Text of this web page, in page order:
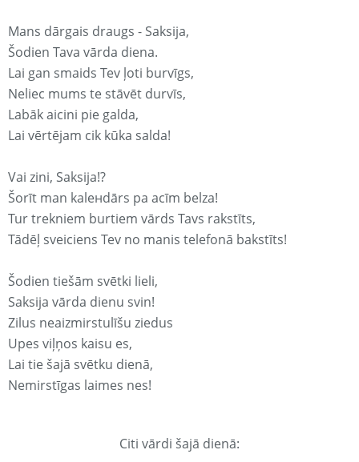
Mans dārgais draugs - Saksija,
Šodien Tava vārda diena.
Lai gan smaids Tev ļoti burvīgs,
Neliec mums te stāvēt durvīs,
Labāk aicini pie galda,
Lai vērtējam cik kūka salda!
Vai zini, Saksija!?
Šorīt man kaleнdārs pa acīm belza!
Tur trekniem burtiem vārds Tavs rakstīts,
Tādēļ sveiciens Tev no manis telefonā bakstīts!
Šodien tiešām svētki lieli,
Saksija vārda dienu svin!
Zilus neaizmirstulīšu ziedus
Upes viļņos kaisu es,
Lai tie šajā svētku dienā,
Nemirstīgas laimes nes!
Citi vārdi šajā dienā: